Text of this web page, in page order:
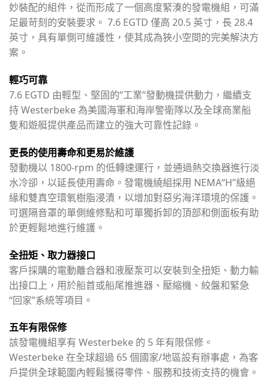
妙裝配的組件，從而形成了一個高度緊湊的發電機組，可滿
足最苛刻的安裝要求。 7.6 EGTD 僅高 20.5 英寸，長 28.4
英寸，具有單側可維護性，使其成為狹小空間的完美解決方
案。
輕巧可靠
7.6 EGTD 由輕型、堅固的“工業”發動機提供動力，繼續支
持 Westerbeke 為美國海軍和海岸警衛隊以及全球商業船
隻和遊艇提供產品而建立的強大可靠性記錄。
更長的使用壽命和更易於維護
發動機以 1800-rpm 的低轉速運行，並通過熱交換器進行淡
水冷卻，以延長使用壽命。發電機繞組採用 NEMA“H”級絕
緣和雙真空環氧樹脂浸漬，以增加對惡劣海洋環境的保護。
可選隔音罩的單側維修點和可單獨拆卸的頂部和側面板有助
於更輕鬆地進行維護。
全扭矩、取力器接口
客戶採購的電動離合器和液壓泵可以安裝到全扭矩、動力輸
出接口上，用於船首或船尾推進器、壓縮機、絞盤和緊急
“回家”系統等項目。
五年有限保修
該發電機組享有 Westerbeke 的 5 年有限保修。
Westerbeke 在全球超過 65 個國家/地區設有辦事處，為客
戶提供全球範圍內輕鬆獲得零件、服務和技術支持的機會。